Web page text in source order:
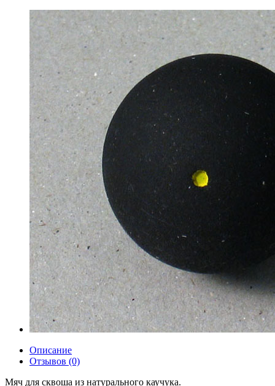
Описание
Отзывов (0)
Мяч для сквоша из натурального каучука.